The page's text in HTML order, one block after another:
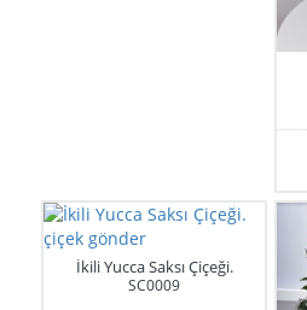
İkili Yucca Saksı Çiçeği.
SC0009